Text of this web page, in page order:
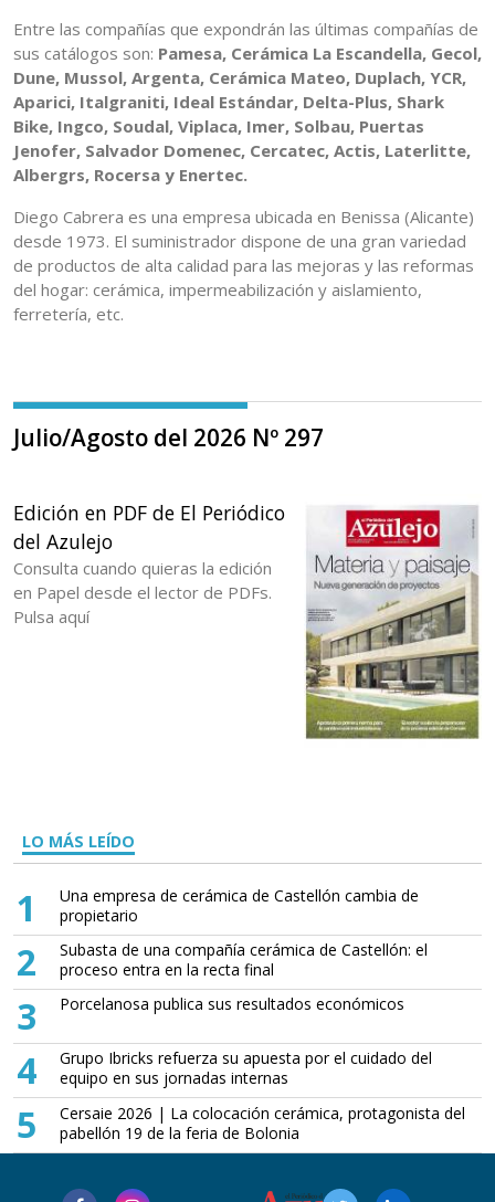
Entre las compañías que expondrán las últimas compañías de
sus catálogos son: Pamesa, Cerámica La Escandella, Gecol,
Dune, Mussol, Argenta, Cerámica Mateo, Duplach, YCR,
Aparici, Italgraniti, Ideal Estándar, Delta-Plus, Shark
Bike, Ingco, Soudal, Viplaca, Imer, Solbau, Puertas
Jenofer, Salvador Domenec, Cercatec, Actis, Laterlitte,
Albergrs, Rocersa y Enertec.
Diego Cabrera es una empresa ubicada en Benissa (Alicante)
desde 1973. El suministrador dispone de una gran variedad
de productos de alta calidad para las mejoras y las reformas
del hogar: cerámica, impermeabilización y aislamiento,
ferretería, etc.
Julio/Agosto del 2026 Nº 297
Edición en PDF de El Periódico
del Azulejo
Consulta cuando quieras la edición
en Papel desde el lector de PDFs.
Pulsa aquí
LO MÁS LEÍDO
1
Una empresa de cerámica de Castellón cambia de
propietario
2
Subasta de una compañía cerámica de Castellón: el
proceso entra en la recta final
3 Porcelanosa publica sus resultados económicos
4
Grupo Ibricks refuerza su apuesta por el cuidado del
equipo en sus jornadas internas
5
Cersaie 2026 | La colocación cerámica, protagonista del
pabellón 19 de la feria de Bolonia